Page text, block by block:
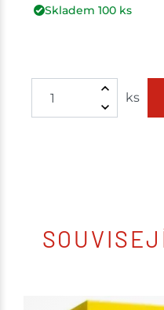
Skladem 100ks
ks